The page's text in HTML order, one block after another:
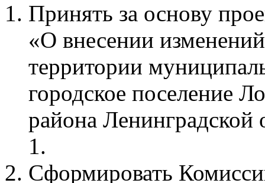
Принять за основу
«О внесении
территории
городское поселение
района Ленинградской
1.
Сформировать